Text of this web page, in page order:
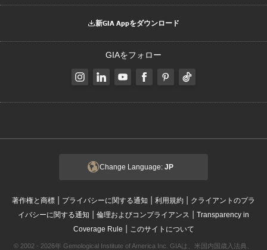
新GIA Appをダウンロード
GIAをフォロー
Change Language: JP
著作権と商標 | プライバシーに関する通知 | 利用規約 | クライアントのプラ
イバシーに関する通知 | 倫理およびコンプライアンス | Transparency in
Coverage Rule | このサイトについて
© 2002 - 2026年 Gemological Institute of America Inc. GIAは、米国内国歳入法典、